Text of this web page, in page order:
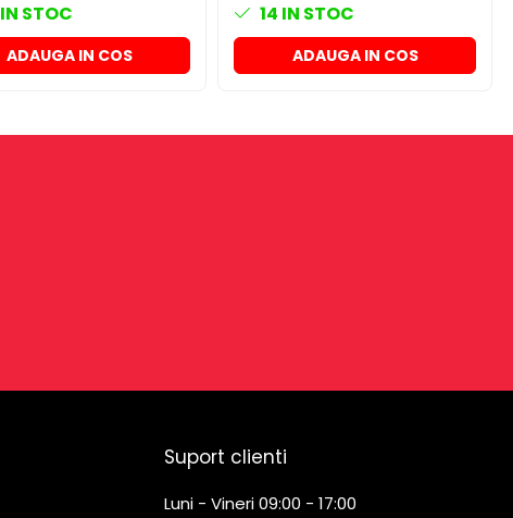
IN STOC
ADAUGA IN COS
14 IN STOC
ADAUGA IN COS
Suport clienti
Luni - Vineri 09:00 - 17:00